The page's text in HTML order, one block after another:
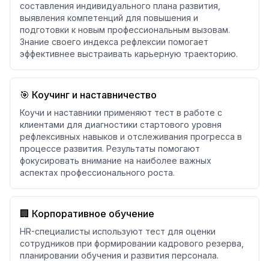
составления индивидуального плана развития,
выявления компетенций для повышения и
подготовки к новым профессиональным вызовам.
Знание своего индекса рефлексии помогает
эффективнее выстраивать карьерную траекторию.
🎯 Коучинг и наставничество
Коучи и наставники применяют тест в работе с
клиентами для диагностики стартового уровня
рефлексивных навыков и отслеживания прогресса в
процессе развития. Результаты помогают
фокусировать внимание на наиболее важных
аспектах профессионального роста.
🏢 Корпоративное обучение
HR-специалисты используют тест для оценки
сотрудников при формировании кадрового резерва,
планировании обучения и развития персонала.